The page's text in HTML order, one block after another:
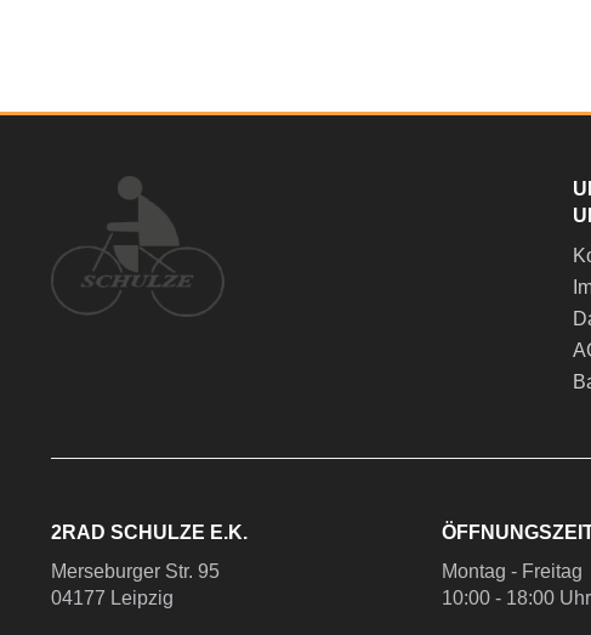
2RAD SCHULZE E.K.
Merseburger Str. 95
04177 Leipzig
Montag - Freitag
10:00 - 18:00 Uhr